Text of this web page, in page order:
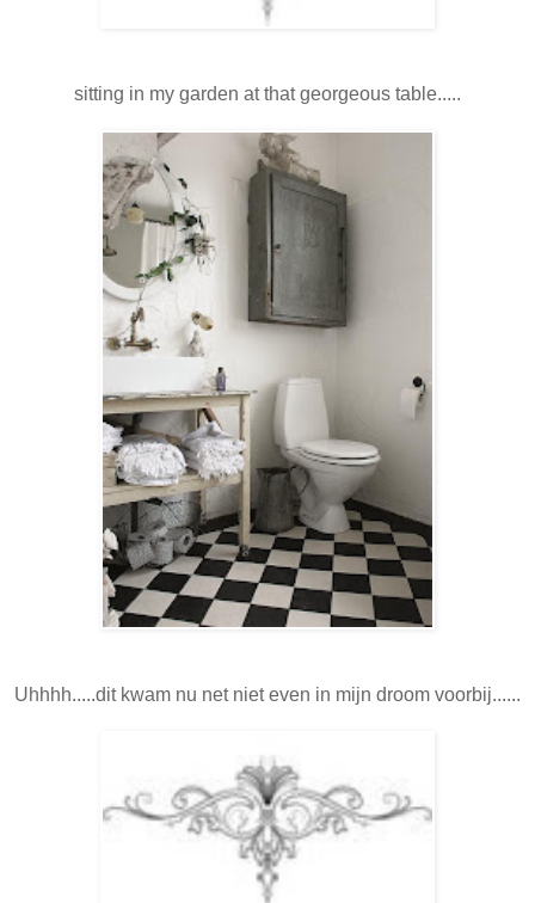
sitting in my garden at that georgeous table.....
Uhhhh.....dit kwam nu net niet even in mijn droom voorbij......